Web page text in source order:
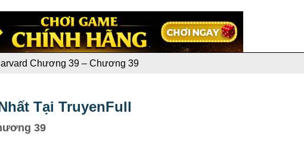
Chương 39 – Chương 39
Tại TruyenFull
39